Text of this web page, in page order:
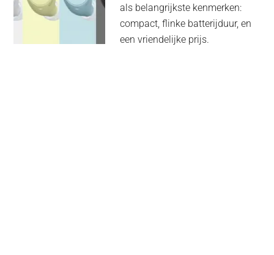
als belangrijkste kenmerken:
compact, flinke batterijduur, en
een vriendelijke prijs.